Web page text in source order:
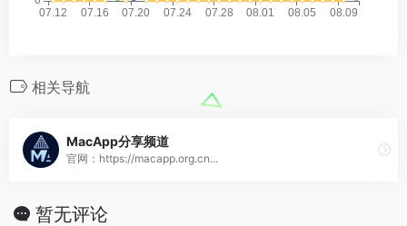
相关导航
MacApp分享频道
官网：https://macapp.org.cn...
暂无评论